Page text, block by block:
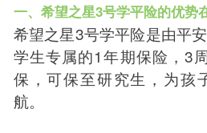
一、希望之星3号学平险的优势
希望之星3号学平险是由平
学生专属的1年期保险，3
保，可保至研究生，为孩
航。